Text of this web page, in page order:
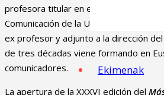
Ekimenak
profesora titular en el Departamento
Comunicación de la Universidad del
ex profesor y adjunto a la dirección
de tres décadas viene formando en
comunicadores.
La apertura de la XXXVI edición del